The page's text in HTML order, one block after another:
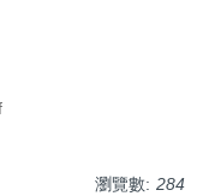
瀏覽數: 284